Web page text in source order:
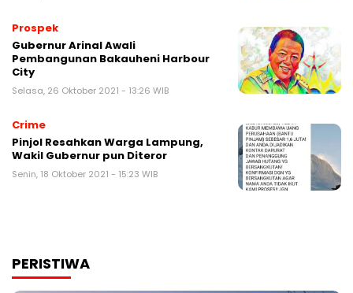
Prospek
Gubernur Arinal Awali
Pembangunan Bakauheni Harbour
City
Selasa, 26 Oktober 2021 - 13:26 WIB
Crime
Pinjol Resahkan Warga Lampung,
Wakil Gubernur pun Diteror
Senin, 18 Oktober 2021 - 15:23 WIB
PERISTIWA